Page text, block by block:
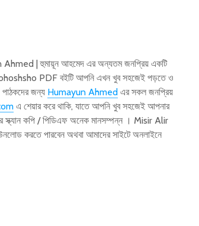
| হুমায়ূন আহমেদ এর অন্যতম জনপ্রিয় একটি
PDF বইটি আপনি এখন খুব সহজেই পড়তে ও
পাঠকদের জন্য Humayun Ahmed এর সকল জনপ্রিয়
এ শেয়ার করে থাকি, যাতে আপনি খুব সহজেই আপনার
স্ক্যান কপি / পিডিএফ অনেক মানসম্পন্ন । Misir Alir
করতে পারবেন অথবা আমাদের সাইটে অনলাইনে